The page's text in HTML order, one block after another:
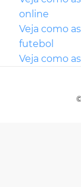
online
Veja como
futebol
Veja como